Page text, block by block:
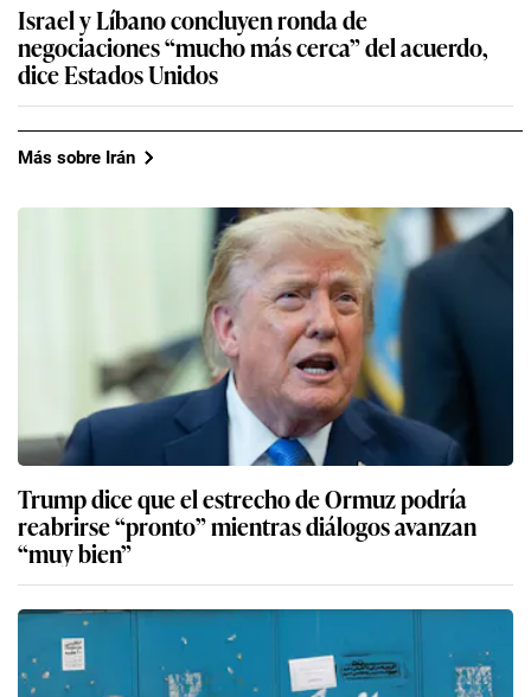
Israel y Líbano concluyen ronda de
negociaciones “mucho más cerca” del acuerdo,
dice Estados Unidos
Más sobre Irán
Trump dice que el estrecho de Ormuz podría
reabrirse “pronto” mientras diálogos avanzan
“muy bien”